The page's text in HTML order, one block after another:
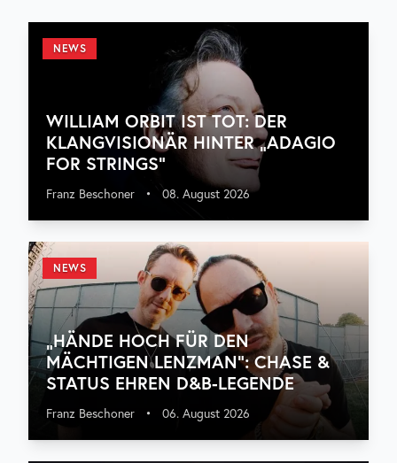
NEWS
WILLIAM ORBIT IST TOT: DER
KLANGVISIONÄR HINTER „ADAGIO
FOR STRINGS“
Franz Beschoner • 08. August 2026
NEWS
„HÄNDE HOCH FÜR DEN
MÄCHTIGEN LENZMAN“: CHASE &
STATUS EHREN D&B-LEGENDE
Franz Beschoner • 06. August 2026